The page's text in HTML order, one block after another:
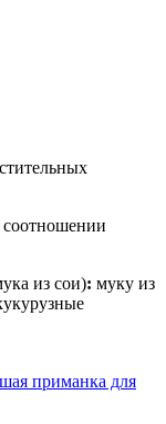
из сои): муку из
приманка для